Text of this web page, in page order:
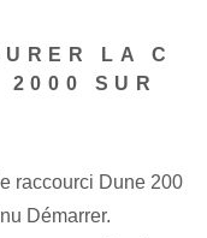
LA C
2000 SUR
raccourci Dune 200
Démarrer.